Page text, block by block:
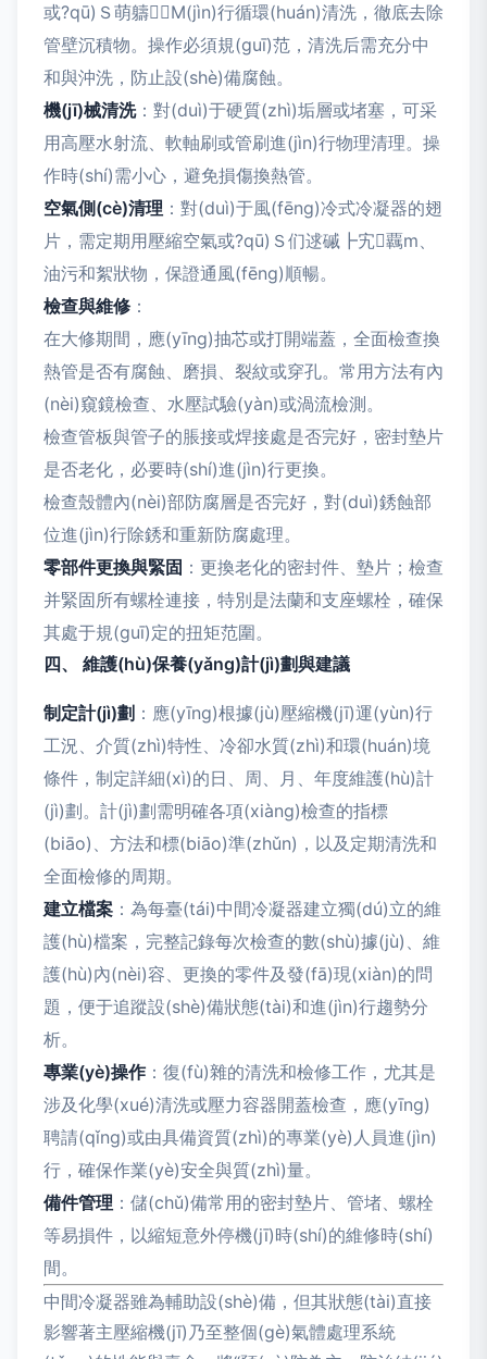
或?qū)Ｓ萌軇┻M(jìn)行循環(huán)清洗，徹底去除
管壁沉積物。操作必須規(guī)范，清洗后需充分中
和與沖洗，防止設(shè)備腐蝕。
機(jī)械清洗：對(duì)于硬質(zhì)垢層或堵塞，可采
用高壓水射流、軟軸刷或管刷進(jìn)行物理清理。操
作時(shí)需小心，避免損傷換熱管。
空氣側(cè)清理 ：對(duì)于風(fēng)冷式冷凝器的翅
片，需定期用壓縮空氣或?qū)Ｓ们逑磩┣宄覊m、
油污和絮狀物，保證通風(fēng)順暢。
檢查與維修 ：
在大修期間，應(yīng)抽芯或打開端蓋，全面檢查換
熱管是否有腐蝕、磨損、裂紋或穿孔。常用方法有內
(nèi)窺鏡檢查、水壓試驗(yàn)或渦流檢測。
檢查管板與管子的脹接或焊接處是否完好，密封墊片
是否老化，必要時(shí)進(jìn)行更換。
檢查殼體內(nèi)部防腐層是否完好，對(duì)銹蝕部
位進(jìn)行除銹和重新防腐處理。
零部件更換與緊固 ：更換老化的密封件、墊片；檢查
并緊固所有螺栓連接，特別是法蘭和支座螺栓，確保
其處于規(guī)定的扭矩范圍。
四、 維護(hù)保養(yǎng)計(jì)劃與建議
制定計(jì)劃 ：應(yīng)根據(jù)壓縮機(jī)運(yùn)行
工況、介質(zhì)特性、冷卻水質(zhì)和環(huán)境
條件，制定詳細(xì)的日、周、月、年度維護(hù)計
(jì)劃。計(jì)劃需明確各項(xiàng)檢查的指標
(biāo)、方法和標(biāo)準(zhǔn)，以及定期清洗和
全面檢修的周期。
建立檔案 ：為每臺(tái)中間冷凝器建立獨(dú)立的維
護(hù)檔案，完整記錄每次檢查的數(shù)據(jù)、維
護(hù)內(nèi)容、更換的零件及發(fā)現(xiàn)的問
題，便于追蹤設(shè)備狀態(tài)和進(jìn)行趨勢分
析。
專業(yè)操作：復(fù)雜的清洗和檢修工作，尤其是
涉及化學(xué)清洗或壓力容器開蓋檢查，應(yīng)
聘請(qǐng)或由具備資質(zhì)的專業(yè)人員進(jìn)
行，確保作業(yè)安全與質(zhì)量。
備件管理 ：儲(chǔ)備常用的密封墊片、管堵、螺栓
等易損件，以縮短意外停機(jī)時(shí)的維修時(shí)
間。
中間冷凝器雖為輔助設(shè)備，但其狀態(tài)直接
影響著主壓縮機(jī)乃至整個(gè)氣體處理系統